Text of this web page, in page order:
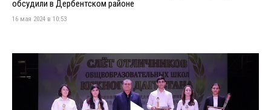
обсудили в Дербентском районе
16 мая 2024 в 10:53